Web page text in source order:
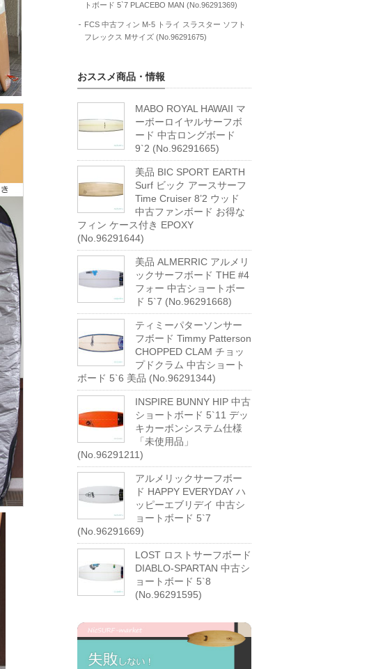
トボード 5`7 PLACEBO MAN (No.96291369)
FCS 中古フィン M-5 トライ スラスター ソフト
フレックス Mサイズ (No.96291675)
おススメ商品・情報
MABO ROYAL HAWAII マ
ーボーロイヤルサーフボ
ード 中古ロングボード
9`2 (No.96291665)
美品 BIC SPORT EARTH
Surf ビック アースサーフ
Time Cruiser 8’2 ウッド
中古ファンボード お得な
フィン ケース付き EPOXY
(No.96291644)
美品 ALMERRIC アルメリ
ックサーフボード THE #4
フォー 中古ショートボー
ド 5`7 (No.96291668)
ティミーパターソンサー
フボード Timmy Patterson
CHOPPED CLAM チョッ
プドクラム 中古ショート
ボード 5`6 美品 (No.96291344)
INSPIRE BUNNY HIP 中古
ショートボード 5`11 デッ
キカーボンシステム仕様
「未使用品」
(No.96291211)
アルメリックサーフボー
ド HAPPY EVERYDAY ハ
ッピーエブリデイ 中古シ
ョートボード 5`7
(No.96291669)
LOST ロストサーフボード
DIABLO-SPARTAN 中古シ
ョートボード 5`8
(No.96291595)